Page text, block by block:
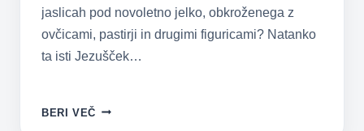
jaslicah pod novoletno jelko, obkroženega z
ovčicami, pastirji in drugimi figuricami? Natanko
ta isti Jezušček…
BERI VEČ VELIKA